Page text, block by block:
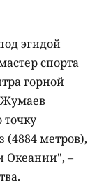
эгидой
спорта
горной
Жумаев
(4884 метров),
Океании", –